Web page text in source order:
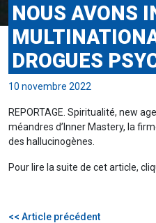
NOUS AVONS
DROGUES
10 novembre 2022
REPORTAGE. Spiritualité, new
méandres d’Inner Mastery, la
des hallucinogènes.
Pour lire la suite de cet article,
<< Article précédent